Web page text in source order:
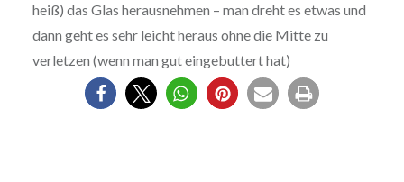
heiß) das Glas herausnehmen – man dreht es etwas und
dann geht es sehr leicht heraus ohne die Mitte zu
verletzen (wenn man gut eingebuttert hat)